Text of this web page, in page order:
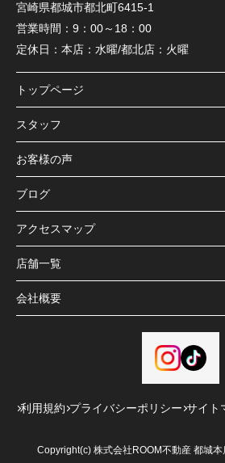
宮崎県都城市都北町6415-1
営業時間： 9：00～18：00
定休日： 本店：水曜/都北店：火曜
トップページ
スタッフ
お客様の声
ブログ
アクセスマップ
店舗一覧
会社概要
利用規約 プライバシーポリシー サイト
Copyright(c) 株式会社ROOM不動産 都城